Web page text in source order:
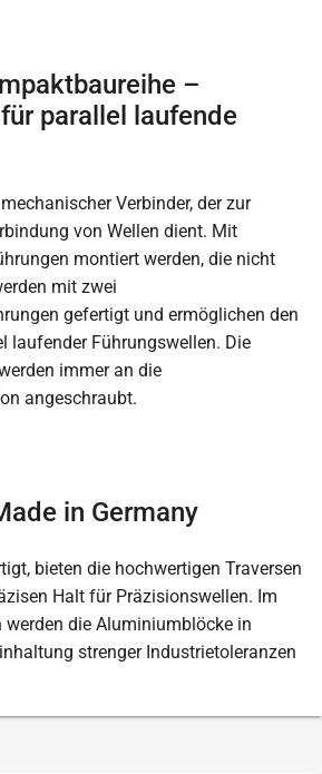
–
parallel laufende
Verbinder, der zur
von Wellen dient. Mit
montiert werden, die nicht
mit zwei
gefertigt und ermöglichen den
laufender Führungswellen. Die
immer an die
angeschraubt.
in Germany
bieten die hochwertigen Traversen
Halt für Präzisionswellen. Im
die Aluminiumblöcke in
strenger Industrietoleranzen